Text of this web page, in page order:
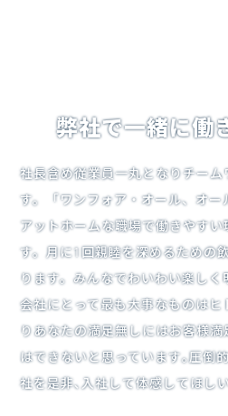
弊社で一緒に働
社長含め従業員一丸となりチー
す。「ワンフォア・オール、オー
アットホームな職場で働きやす
す。月に1回親睦を深めるための
ります。みんなでわいわい楽しく
会社にとって最も大事なものは
りあなたの満足無しにはお客様
はできないと思っています｡圧倒
社を是非､入社して体感してほし